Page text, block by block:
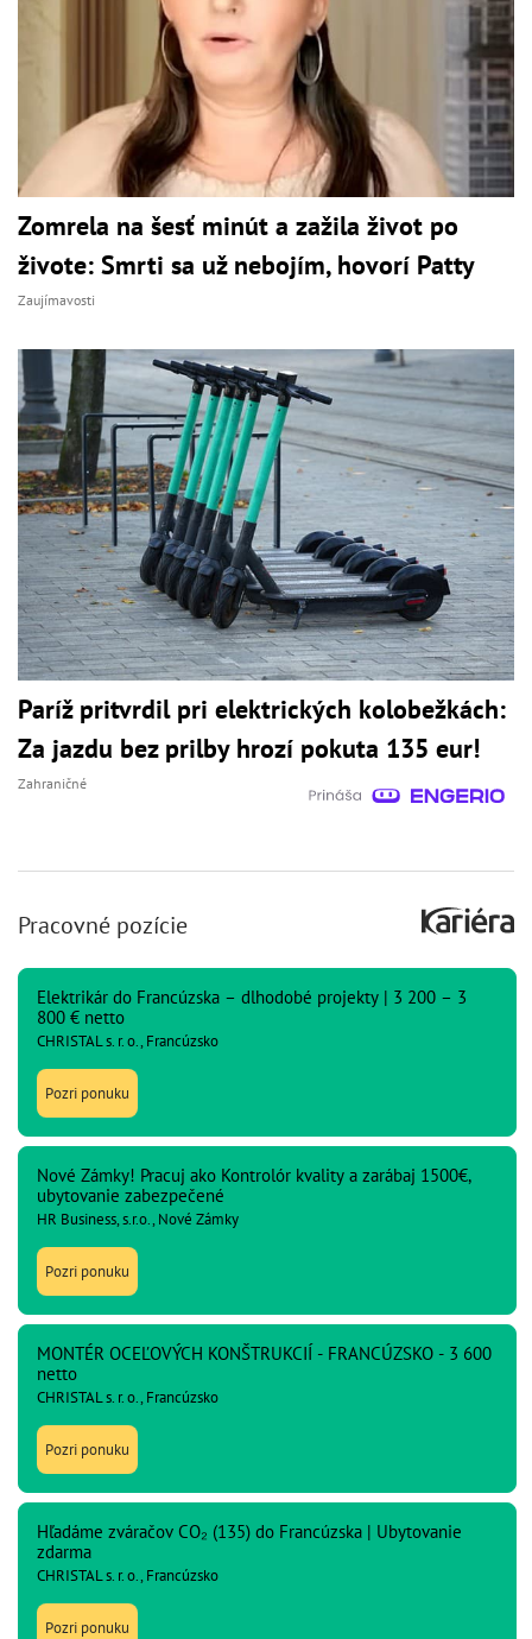
Zomrela na šesť minút a zažila život po
živote: Smrti sa už nebojím, hovorí Patty
Zaujímavosti
Paríž pritvrdil pri elektrických kolobežkách:
Za jazdu bez prilby hrozí pokuta 135 eur!
Zahraničné
Pracovné pozície
Elektrikár do Francúzska – dlhodobé projekty | 3 200 – 3
800 € netto
CHRISTAL s. r. o., Francúzsko
Pozri ponuku
Nové Zámky! Pracuj ako Kontrolór kvality a zarábaj 1500€,
ubytovanie zabezpečené
HR Business, s.r.o., Nové Zámky
Pozri ponuku
MONTÉR OCEĽOVÝCH KONŠTRUKCIÍ - FRANCÚZSKO - 3 600
netto
CHRISTAL s. r. o., Francúzsko
Pozri ponuku
Hľadáme zváračov CO₂ (135) do Francúzska | Ubytovanie
zdarma
CHRISTAL s. r. o., Francúzsko
Pozri ponuku